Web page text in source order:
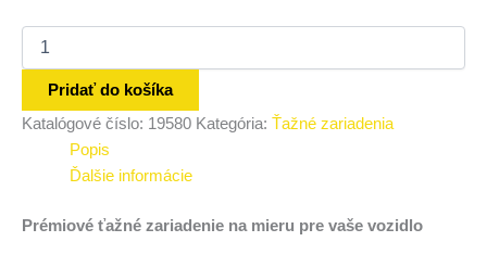
Pridať do košíka
Katalógové číslo: 19580 Kategória: Ťažné zariadenia
Popis
Ďalšie informácie
Prémiové ťažné zariadenie na mieru pre vaše vozidlo